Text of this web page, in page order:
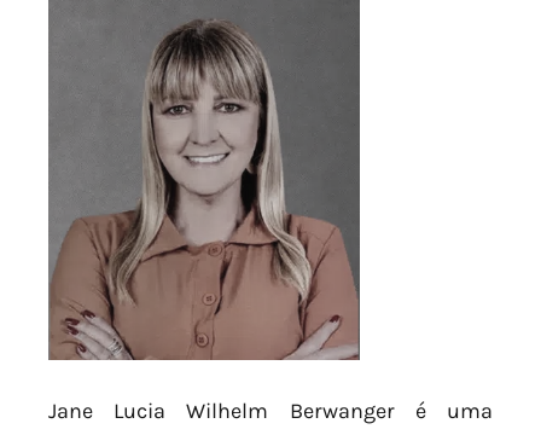
Jane Lucia Wilhelm Berwanger é uma